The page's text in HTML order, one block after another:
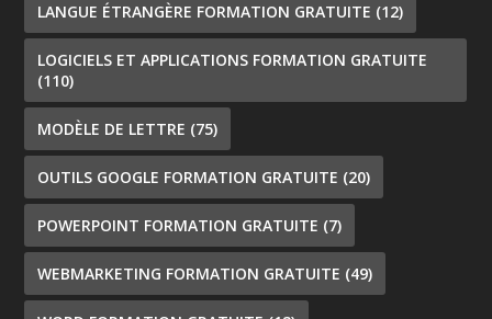
LANGUE ÉTRANGÈRE FORMATION GRATUITE (12)
LOGICIELS ET APPLICATIONS FORMATION GRATUITE
(110)
MODÈLE DE LETTRE (75)
OUTILS GOOGLE FORMATION GRATUITE (20)
POWERPOINT FORMATION GRATUITE (7)
WEBMARKETING FORMATION GRATUITE (49)